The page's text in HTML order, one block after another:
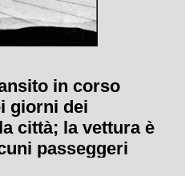
in corso
giorni dei
città; la vettura è
passeggeri